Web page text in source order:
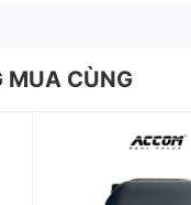
MUA CÙNG